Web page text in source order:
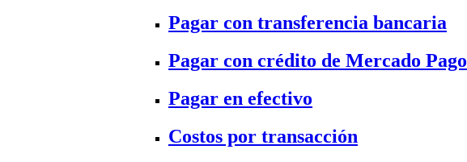
Pagar con transferencia bancaria
Pagar con crédito de Mercado Pago
Pagar en efectivo
Costos por transacción